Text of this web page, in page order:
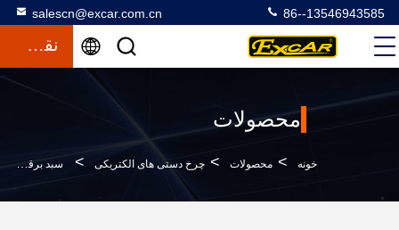
salescn@excar.com.cn 86--13546943585
نقل قول
محصولات
خونه > محصولات > چرخ دستی های الکتریکی > سبد برقی تروا با باتری تروا، صندلی راحتی دو نفره و فولاد بادوام، روکش گلف دو نفره برای حمل و نقل و بار